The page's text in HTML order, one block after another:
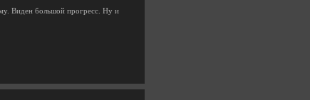
Виден большой прогресс. Ну и